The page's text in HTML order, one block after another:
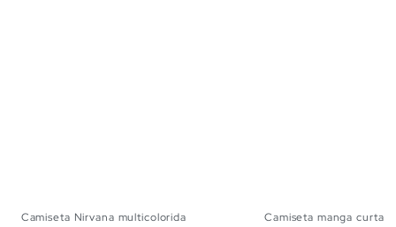
Camiseta Nirvana multicolorida Camiseta manga curta...